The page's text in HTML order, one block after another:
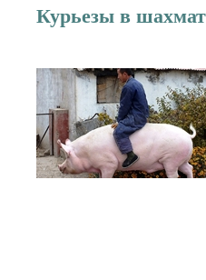
Курьезы в